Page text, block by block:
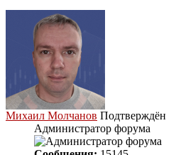
началу
Михаил Молчанов Подтверждён
Администратор форума